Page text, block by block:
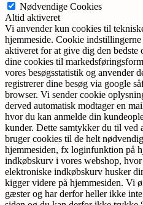
Nødvendige Cookies
Altid aktiveret
Vi anvender kun cookies til
hjemmeside. Cookie indstillingerne
aktiveret for at give dig den
dine cookies til
vores besøgsstatistik og anvender
registrerer dine besøg via google
browser. Vi sender cookie
derved automatisk modtager en
hvor du kan anmelde din
kunder. Dette samtykker du til
bruger cookies til de helt
hjemmesiden, fx loginfunktion på
indkøbskurv i vores webshop, hvor
elektroniske indkøbskurv husker
kigger videre på hjemmesiden. Vi
gæster og har derfor heller ikke